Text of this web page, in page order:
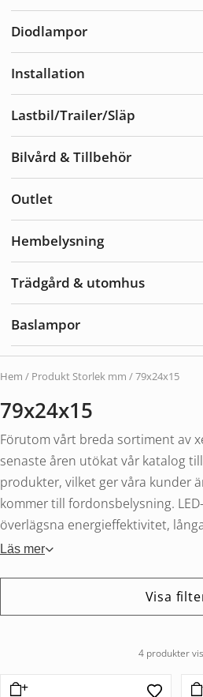
Diodlampor
Installation
Lastbil/Trailer/Släp
Bilvård & Tillbehör
Outlet
Hembelysning
Trädgård & utomhus
Baslampor
Hem / Produkt Storlek mm / 79x24x15
79x24x15
Förutom vårt breda sortiment av
senaste åren utökat vår katalog
produkter, vilket ger våra kunder
kommer till fordonsbelysning.
överlägsna energieffektivitet,
Läs mer
Visa
4 produkter